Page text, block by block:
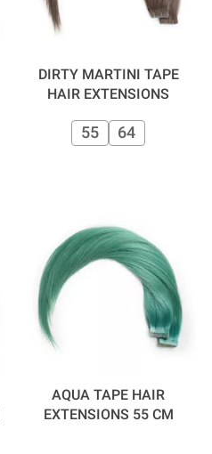
DIRTY MARTINI TAPE
HAIR EXTENSIONS
55 64
AQUA TAPE HAIR
EXTENSIONS 55 CM